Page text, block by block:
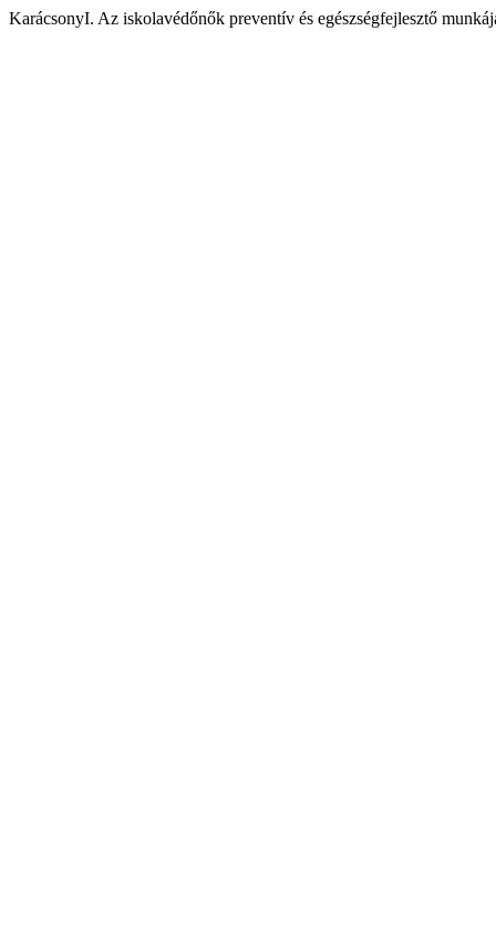
KarácsonyI. Az iskolavédőnők preventív és egészségfejlesztő